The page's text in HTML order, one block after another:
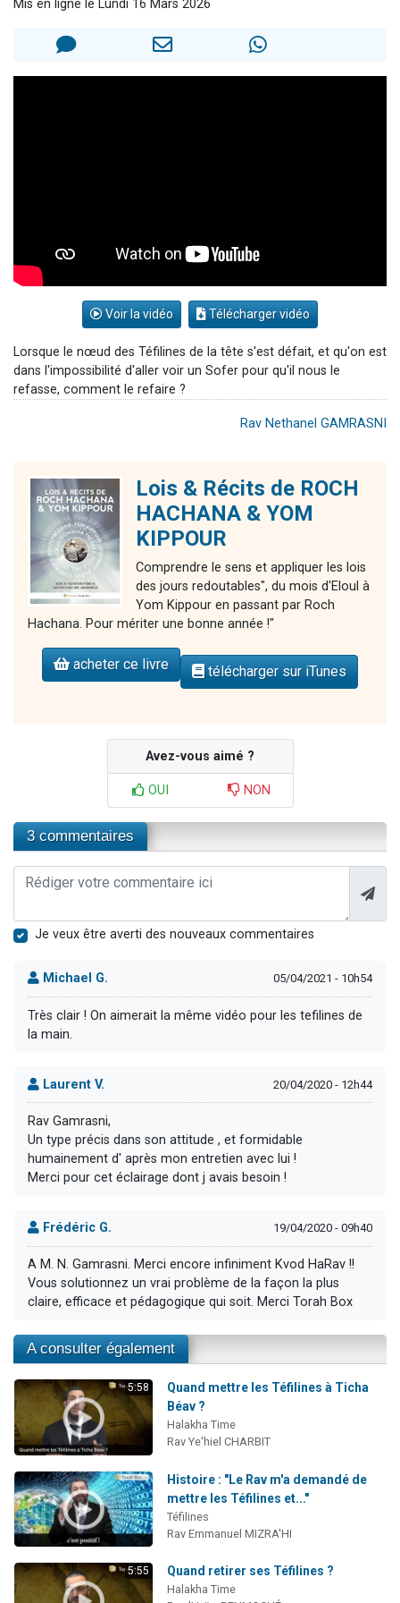
Il reste 49 places pour étudier en groupe sur Zoom
Mis en ligne le Lundi 16 Mars 2026
Voir la vidéo Télécharger vidéo
Lorsque le nœud des Téfilines de la tête s'est défait, et qu'on est
dans l'impossibilité d'aller voir un Sofer pour qu'il nous le
refasse, comment le refaire ?
Rav Nethanel GAMRASNI
Lois & Récits de ROCH
HACHANA & YOM
KIPPOUR
Comprendre le sens et appliquer les lois
des jours redoutables", du mois d'Eloul à
Yom Kippour en passant par Roch
Hachana. Pour mériter une bonne année !"
acheter ce livre télécharger sur iTunes
Avez-vous aimé ?
OUI NON
3 commentaires
Je veux être averti des nouveaux commentaires
Michael G. 05/04/2021 - 10h54
Très clair ! On aimerait la même vidéo pour les tefilines de
la main.
Laurent V. 20/04/2020 - 12h44
Rav Gamrasni,
Un type précis dans son attitude , et formidable
humainement d' après mon entretien avec lui !
Merci pour cet éclairage dont j avais besoin !
Frédéric G. 19/04/2020 - 09h40
A M. N. Gamrasni. Merci encore infiniment Kvod HaRav !!
Vous solutionnez un vrai problème de la façon la plus
claire, efficace et pédagogique qui soit. Merci Torah Box
A consulter également
5:58
Quand mettre les Téfilines à Ticha
Béav ?
Halakha Time
Rav Ye'hiel CHARBIT
Histoire : "Le Rav m'a demandé de
mettre les Téfilines et..."
Téfilines
Rav Emmanuel MIZRA'HI
5:55 Quand retirer ses Téfilines ?
Halakha Time